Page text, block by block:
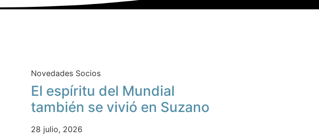
Novedades Socios
El espíritu del Mundial
también se vivió en Suzano
28 julio, 2026